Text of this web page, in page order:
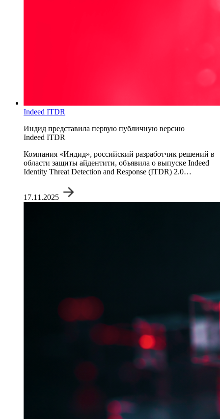
Indeed ITDR
Индид представила первую публичную версию
Indeed ITDR
Компания «Индид», российский разработчик решений в
области защиты айдентити, объявила о выпуске Indeed
Identity Threat Detection and Response (ITDR) 2.0…
17.11.2025